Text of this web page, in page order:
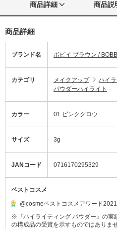
商品詳細 商品説
商品詳細
ブランド名 ボビイ ブラウン /
カテゴリ メイクアップ
ハイ
パウダーハイライト
カラー 01 ピンクグロウ
サイズ 3g
JANコード 0716170295329
ベストコスメ
@cosmeベストコスメアワード
※『ハイライティング パウダー』の実
の構成品の受賞を示すものではありませ